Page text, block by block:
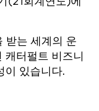
받는 세계의 운
터펄트 비즈니
이 있습니다.